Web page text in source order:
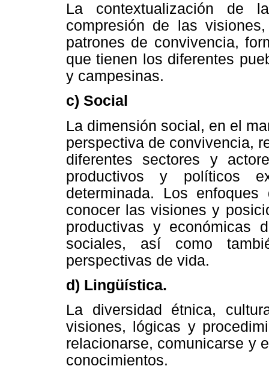
La contextualización de
compresión de las
patrones de convivencia,
que tienen los diferentes
y campesinas.
c) Social
La dimensión social, en el
perspectiva de convivencia,
diferentes sectores y
productivos y políticos
determinada. Los
conocer las visiones y
productivas y económicas
sociales, así como
perspectivas de vida.
d) Lingüística.
La diversidad étnica,
visiones, lógicas y
relacionarse, comunicarse y
conocimientos.